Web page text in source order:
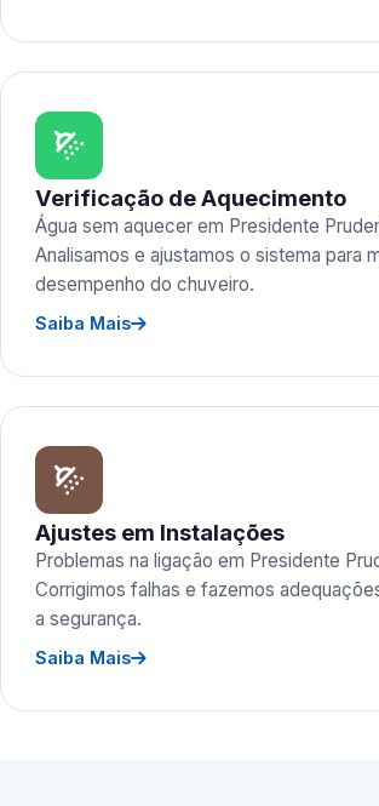
Verificação de Aquecimento
Água sem aquecer em Presidente
Analisamos e ajustamos o sistema para
desempenho do chuveiro.
Saiba Mais
Ajustes em Instalações
Problemas na ligação em Presidente
Corrigimos falhas e fazemos
a segurança.
Saiba Mais